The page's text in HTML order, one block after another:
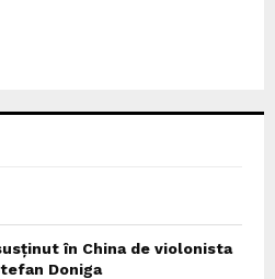
în China de violonista
Doniga